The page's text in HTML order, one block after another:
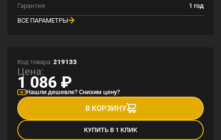
Гарантия
1 год
ВСЕ ПАРАМЕТРЫ
Код товара: 219133
Цена:
1 086 ₽
Нашли дешевле? Снизим цену?
В КОРЗИНУ
КУПИТЬ В 1 КЛИК